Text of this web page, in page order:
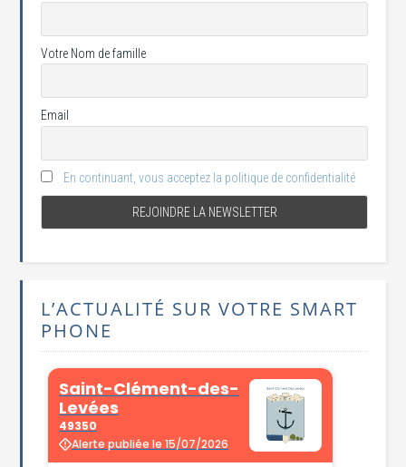
Votre Nom de famille
Email
En continuant, vous acceptez la politique de confidentialité
L’ACTUALITÉ SUR VOTRE SMART
PHONE